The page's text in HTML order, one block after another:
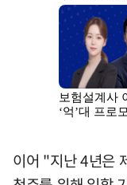
이어 "지난 4년은